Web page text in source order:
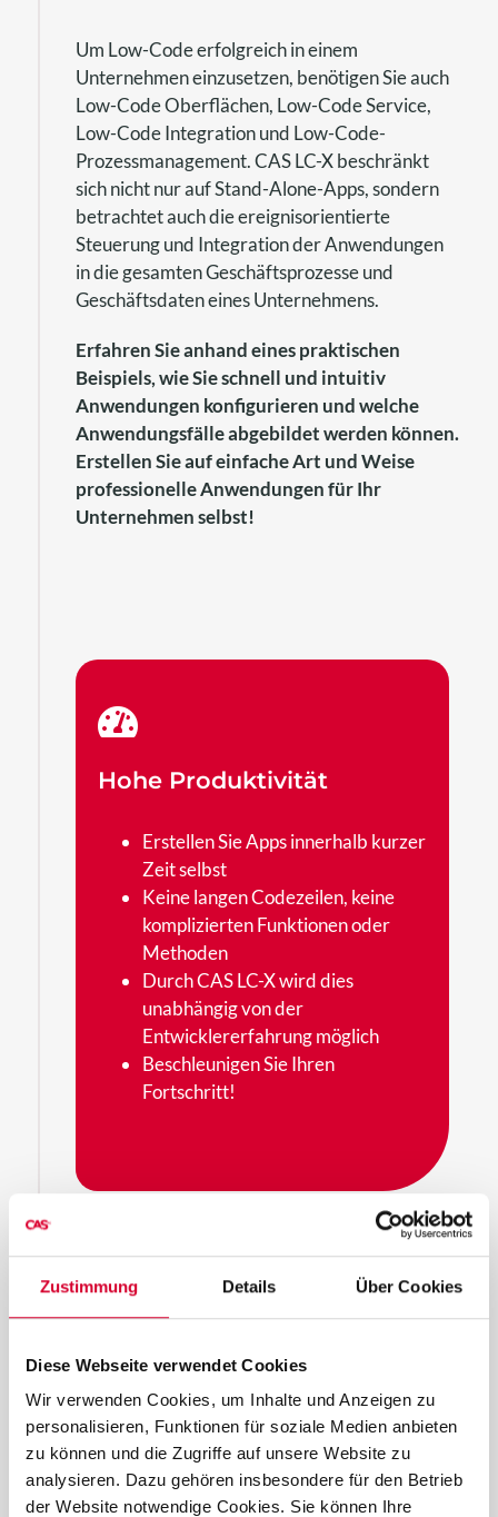
Zustimmung Details Über Cookies
Diese Webseite verwendet Cookies
Wir verwenden Cookies, um Inhalte und Anzeigen zu
personalisieren, Funktionen für soziale Medien anbieten
zu können und die Zugriffe auf unsere Website zu
analysieren. Dazu gehören insbesondere für den Betrieb
der Website notwendige Cookies. Sie können Ihre
Um Low-Code erfolgreich in einem
Unternehmen einzusetzen, benötigen Sie auch
Low-Code Oberflächen, Low-Code Service,
Low-Code Integration und Low-Code-
Prozessmanagement. CAS LC-X beschränkt
sich nicht nur auf Stand-Alone-Apps, sondern
betrachtet auch die ereignisorientierte
Steuerung und Integration der Anwendungen
in die gesamten Geschäftsprozesse und
Geschäftsdaten eines Unternehmens.
Erfahren Sie anhand eines praktischen
Beispiels, wie Sie schnell und intuitiv
Anwendungen konfigurieren und welche
Anwendungsfälle abgebildet werden können.
Erstellen Sie auf einfache Art und Weise
professionelle Anwendungen für Ihr
Unternehmen selbst!
Hohe Produktivität
Erstellen Sie Apps innerhalb kurzer
Zeit selbst
Keine langen Codezeilen, keine
komplizierten Funktionen oder
Methoden
Durch CAS LC-X wird dies
unabhängig von der
Entwicklererfahrung möglich
Beschleunigen Sie Ihren
Fortschritt!
Geschäftsagilität
Ermöglichen Sie den richtigen
Mitarbeitern Zugang zu
Informationen und Funktionen
Unabhängig von Ort, Zeit und